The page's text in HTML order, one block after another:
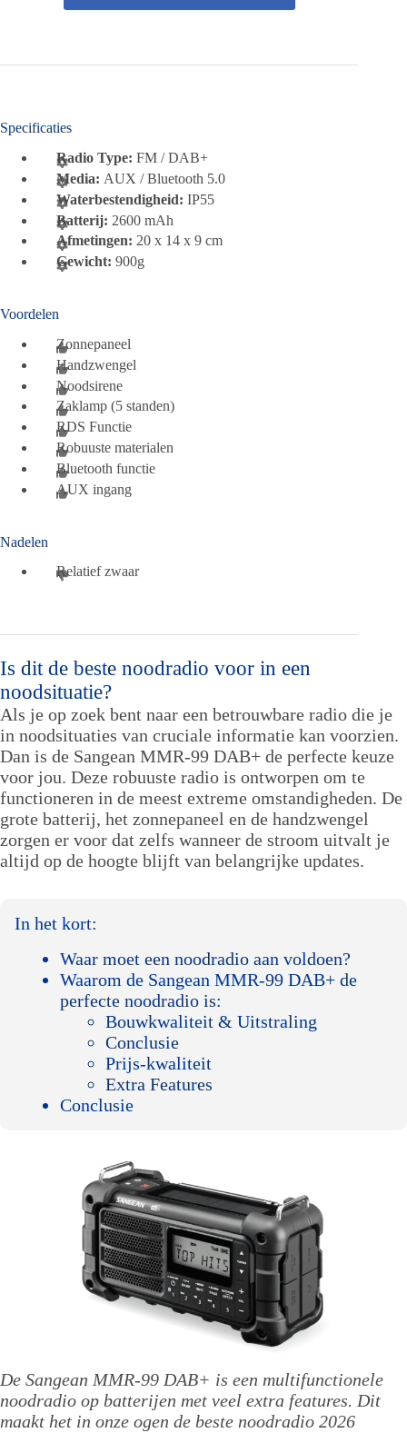
Specificaties
Radio Type: FM / DAB+
Media: AUX / Bluetooth 5.0
Waterbestendigheid: IP55
Batterij: 2600 mAh
Afmetingen: 20 x 14 x 9 cm
Gewicht: 900g
Voordelen
Zonnepaneel
Handzwengel
Noodsirene
Zaklamp (5 standen)
RDS Functie
Robuuste materialen
Bluetooth functie
AUX ingang
Nadelen
Relatief zwaar
Is dit de beste noodradio voor in een
noodsituatie?
Als je op zoek bent naar een betrouwbare radio die je
in noodsituaties van cruciale informatie kan voorzien.
Dan is de Sangean MMR-99 DAB+ de perfecte keuze
voor jou. Deze robuuste radio is ontworpen om te
functioneren in de meest extreme omstandigheden. De
grote batterij, het zonnepaneel en de handzwengel
zorgen er voor dat zelfs wanneer de stroom uitvalt je
altijd op de hoogte blijft van belangrijke updates.
In het kort:
Waar moet een noodradio aan voldoen?
Waarom de Sangean MMR-99 DAB+ de
perfecte noodradio is:
Bouwkwaliteit & Uitstraling
Conclusie
Prijs-kwaliteit
Extra Features
Conclusie
De Sangean MMR-99 DAB+ is een multifunctionele
noodradio op batterijen met veel extra features. Dit
maakt het in onze ogen de beste noodradio 2026